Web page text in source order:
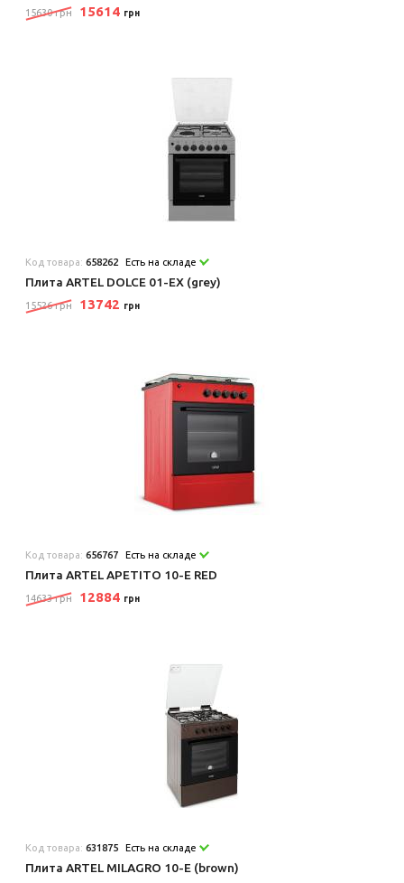
15630 грн 15614 грн
Код товара:658262 Есть на складе
Плита ARTEL DOLCE 01-EX (grey)
15526 грн 13742 грн
Код товара:656767 Есть на складе
Плита ARTEL APETITO 10-E RED
14633 грн 12884 грн
Код товара:631875 Есть на складе
Плита ARTEL MILAGRO 10-E (brown)